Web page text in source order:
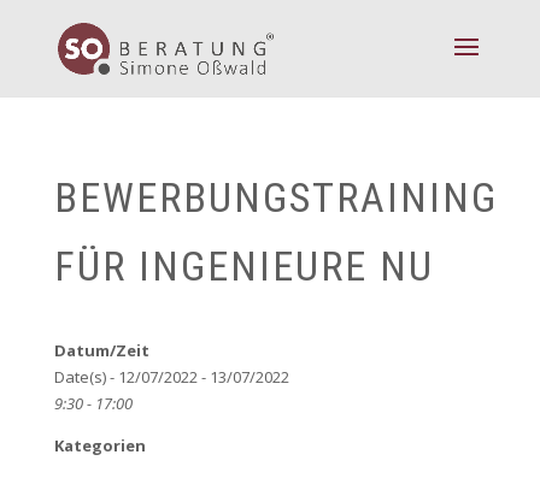
BEWERBUNGSTRAINING
FÜR INGENIEURE NU
Datum/Zeit
Date(s) - 12/07/2022 - 13/07/2022
9:30 - 17:00
Kategorien